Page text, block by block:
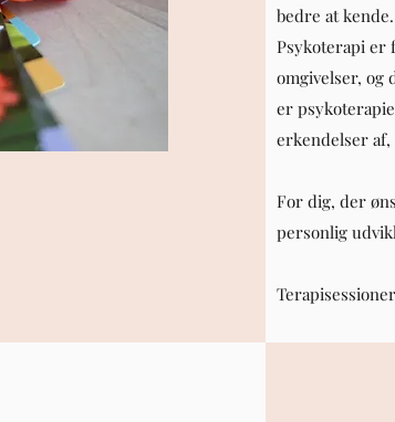
bedre at kende.
Psykoterapi er
omgivelser, og
er
erkendelser
For dig, der
personlig